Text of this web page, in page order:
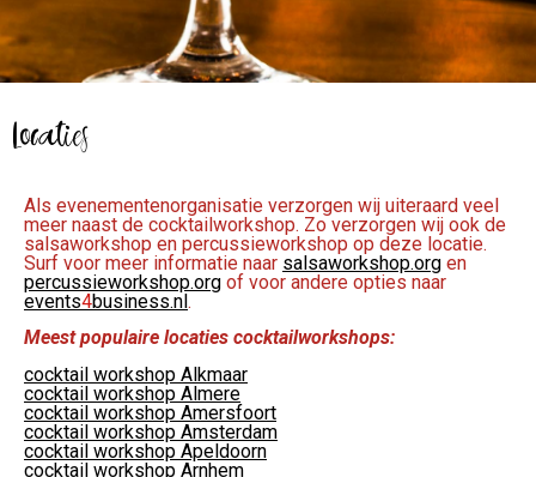
Locaties
Als evenementenorganisatie verzorgen wij uiteraard veel
meer naast de cocktailworkshop. Zo verzorgen wij ook de
salsaworkshop en percussieworkshop op deze locatie.
Surf voor meer informatie naar salsaworkshop.org en
percussieworkshop.org of voor andere opties naar
events4business.nl.
Meest populaire locaties cocktailworkshops:
cocktail workshop Alkmaar
cocktail workshop Almere
cocktail workshop Amersfoort
cocktail workshop Amsterdam
cocktail workshop Apeldoorn
cocktail workshop Arnhem